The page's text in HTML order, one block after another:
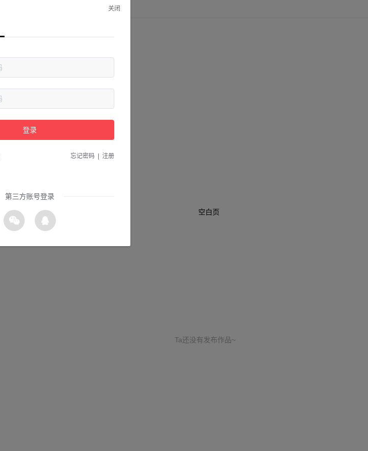
Ta还没有发布作品~
关闭
登录
忘记密码 注册
第三方账号登录